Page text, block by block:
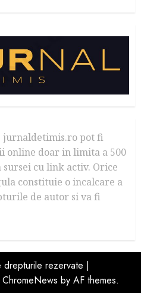
pot fi
online doar in limita a 500
cu link activ. Orice
constituie o incalcare a
de autor si va fi
rezervate |
ChromeNews by AF themes.